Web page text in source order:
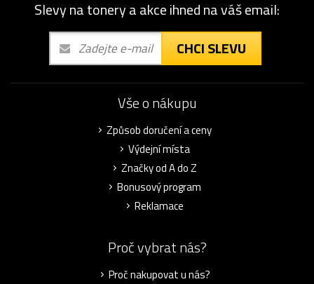
Slevy na tonery a akce ihned na váš email:
CHCI SLEVU
Vše o nákupu
Způsob doručení a ceny
Výdejní místa
Značky od A do Z
Bonusový program
Reklamace
Proč vybrat nás?
Proč nakupovat u nás?